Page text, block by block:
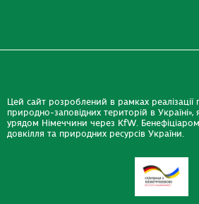
Цей сайт розроблений в рамках реалізації
природно-заповідних територій в Україні»,
урядом Німеччини через KfW. Бенефіціаром
довкілля та природних ресурсів України.